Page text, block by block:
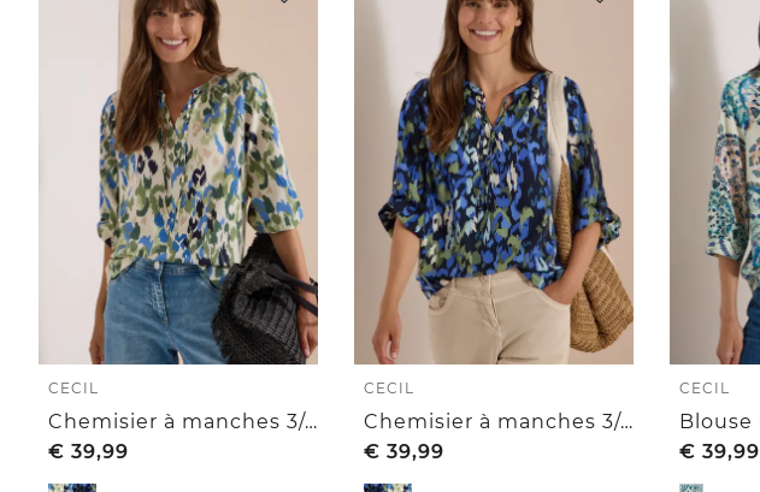
CECIL
Chemisier à manches 3/4 avec revers et imprimé
€ 39,99
CECIL
Chemisier à manches 3/4, ourlets retroussés et imprimé
€ 39,99
CECIL
€ 39,99